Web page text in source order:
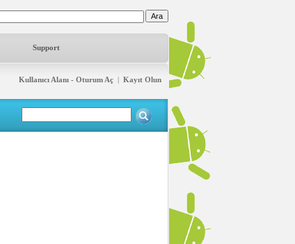
Support
Kullanıcı Alanı - Oturum Aç | Kayıt Olun